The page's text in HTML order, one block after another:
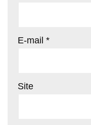
E-mail *
Site